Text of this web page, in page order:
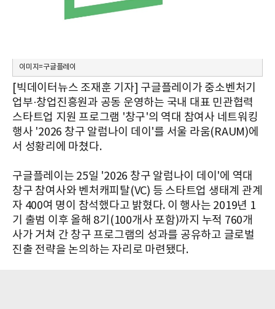
이미지=구글플레이
[빅데이터뉴스 조재훈 기자] 구글플레이가 중소벤처기
업부·창업진흥원과 공동 운영하는 국내 대표 민관협력
스타트업 지원 프로그램 '창구'의 역대 참여사 네트워킹
행사 '2026 창구 알럼나이 데이'를 서울 라움(RAUM)에
서 성황리에 마쳤다.
구글플레이는 25일 '2026 창구 알럼나이 데이'에 역대
창구 참여사와 벤처캐피탈(VC) 등 스타트업 생태계 관계
자 400여 명이 참석했다고 밝혔다. 이 행사는 2019년 1
기 출범 이후 올해 8기(100개사 포함)까지 누적 760개
사가 거쳐 간 창구 프로그램의 성과를 공유하고 글로벌
진출 전략을 논의하는 자리로 마련됐다.